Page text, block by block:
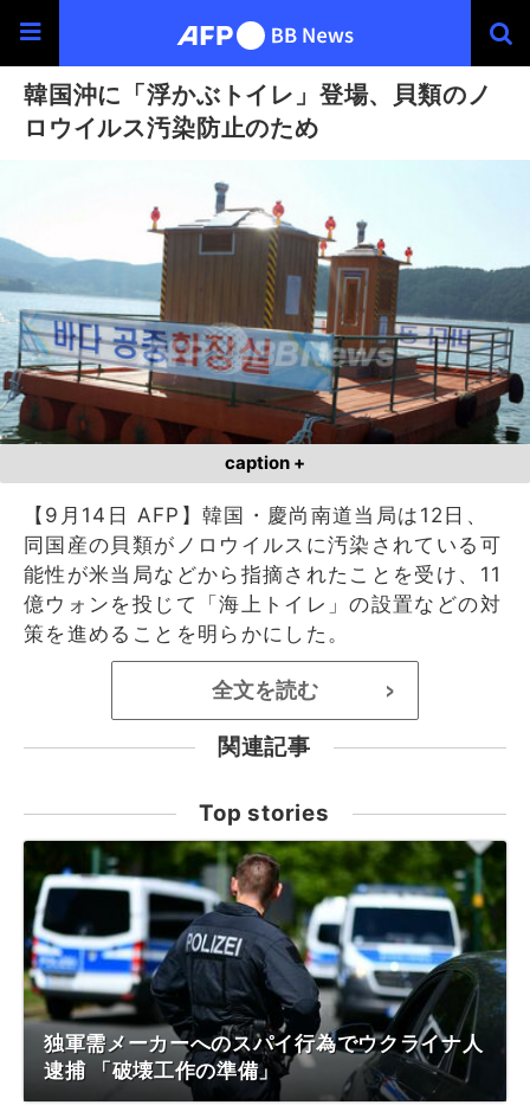
韓国沖に「浮かぶトイレ」登場、貝類のノ
ロウイルス汚染防止のため
caption +
【9月14日 AFP】韓国・慶尚南道当局は12日、
同国産の貝類がノロウイルスに汚染されている可
能性が米当局などから指摘されたことを受け、11
億ウォンを投じて「海上トイレ」の設置などの対
策を進めることを明らかにした。
全文を読む >
関連記事
Top stories
独軍需メーカーへのスパイ行為でウクライナ人
逮捕 「破壊工作の準備」